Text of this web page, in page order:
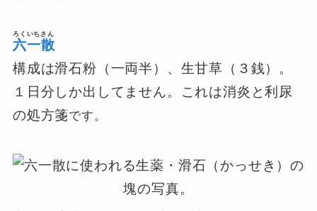
六一散
ろくいちさん
構成は滑石粉（一両半）、生甘草（３銭）。
１日分しか出してません。これは消炎と利尿
の処方箋です。